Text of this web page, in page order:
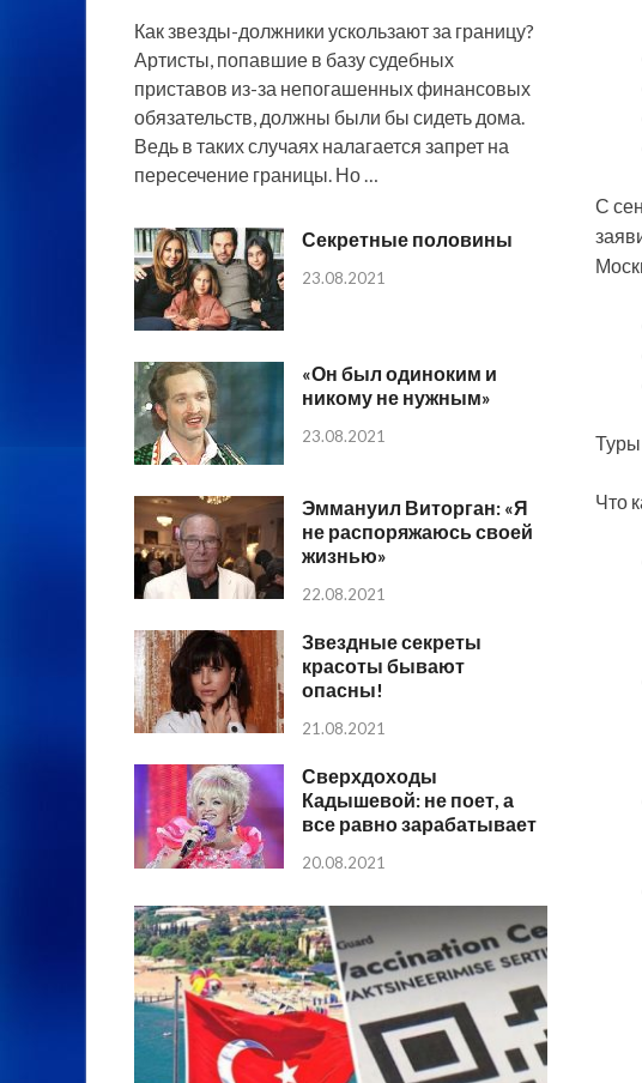
С
Туры
Что
Как звезды-должники ускользают за границу?
Артисты, попавшие в базу судебных
приставов из-за непогашенных финансовых
обязательств, должны были бы сидеть дома.
Ведь в таких случаях налагается запрет на
пересечение границы. Но …
Секретные половины
23.08.2021
«Он был одиноким и
никому не нужным»
23.08.2021
Эммануил Виторган: «Я
не распоряжаюсь своей
жизнью»
22.08.2021
Звездные секреты
красоты бывают
опасны!
21.08.2021
Сверхдоходы
Кадышевой: не поет, а
все равно зарабатывает
20.08.2021